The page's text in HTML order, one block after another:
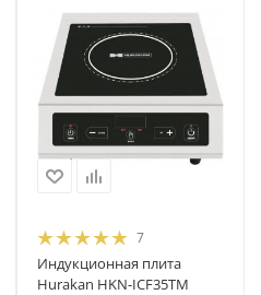
7
Индукционная плита
Hurakan HKN-ICF35TM